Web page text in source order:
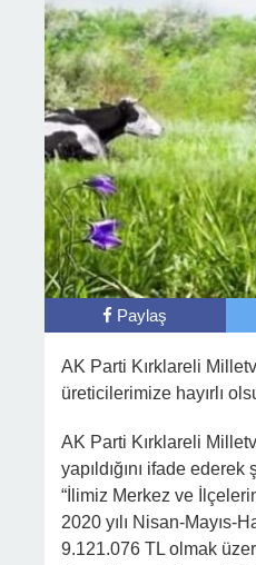
Paylaş
AK Parti Kırklareli
üreticilerimize hayırlı
AK Parti Kırklareli
yapıldığını ifade ederek
“İlimiz Merkez ve
2020 yılı Nisan-
9.121.076 TL olmak